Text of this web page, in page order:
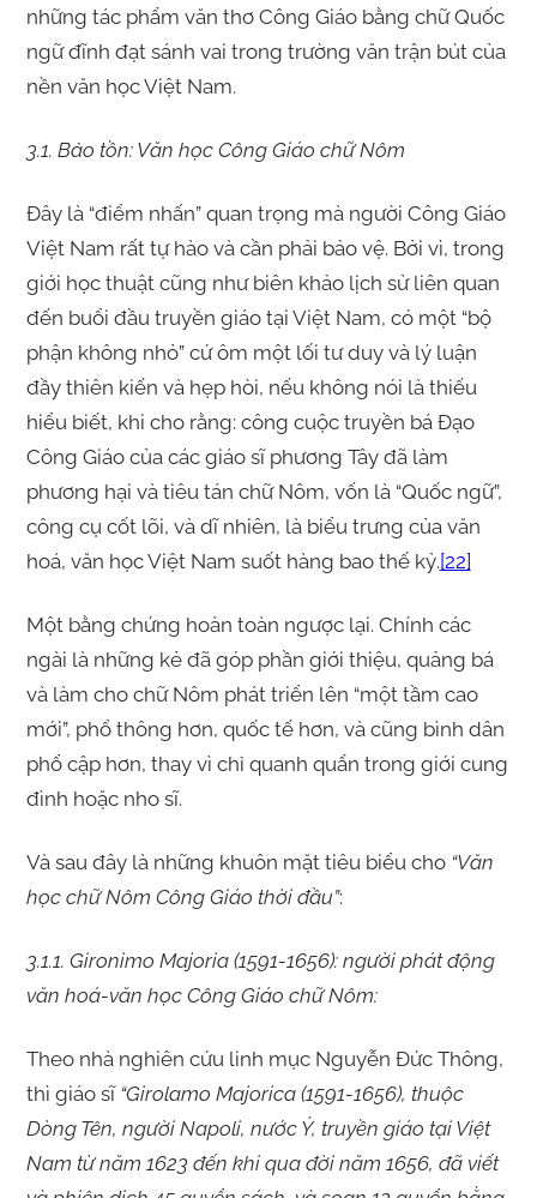
những tác phẩm văn thơ Công Giáo bằng chữ Quốc
ngữ đĩnh đạt sánh vai trong trường văn trận bút của
nền văn học Việt Nam.
3.1. Bảo tồn: Văn học Công Giáo chữ Nôm
Đây là “điểm nhấn” quan trọng mà người Công Giáo
Việt Nam rất tự hào và cần phải bảo vệ. Bởi vì, trong
giới học thuật cũng như biên khảo lịch sử liên quan
đến buổi đầu truyền giáo tại Việt Nam, có một “bộ
phận không nhỏ” cứ ôm một lối tư duy và lý luận
đầy thiên kiến và hẹp hòi, nếu không nói là thiếu
hiểu biết, khi cho rằng: công cuộc truyền bá Đạo
Công Giáo của các giáo sĩ phương Tây đã làm
phương hại và tiêu tán chữ Nôm, vốn là “Quốc ngữ”,
công cụ cốt lõi, và dĩ nhiên, là biểu trưng của văn
hoá, văn học Việt Nam suốt hàng bao thế kỷ.[22]
Một bằng chứng hoàn toàn ngược lại. Chính các
ngài là những kẻ đã góp phần giới thiệu, quảng bá
và làm cho chữ Nôm phát triển lên “một tầm cao
mới”, phổ thông hơn, quốc tế hơn, và cũng bình dân
phổ cập hơn, thay vì chỉ quanh quẩn trong giới cung
đình hoặc nho sĩ.
Và sau đây là những khuôn mặt tiêu biểu cho “Văn
học chữ Nôm Công Giáo thời đầu”:
3.1.1. Gironimo Majoria (1591-1656): người phát động
văn hoá-văn học Công Giáo chữ Nôm:
Theo nhà nghiên cứu linh mục Nguyễn Đức Thông,
thì giáo sĩ “Girolamo Majorica (1591-1656), thuộc
Dòng Tên, người Napoli, nước Ý, truyền giáo tại Việt
Nam từ năm 1623 đến khi qua đời năm 1656, đã viết